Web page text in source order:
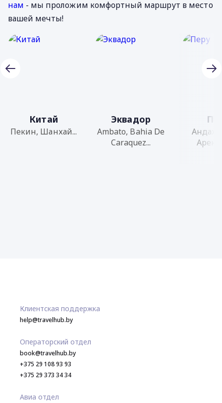
нам - мы проложим комфортный маршрут в место
вашей мечты!
Китай
Пекин, Шанхай...
Эквадор
Ambato, Bahia De
Caraquez...
Клиентская поддержка
help@travelhub.by
Операторский отдел
book@travelhub.by
+375 29 108 93 93
+375 29 373 34 34
Авиа отдел